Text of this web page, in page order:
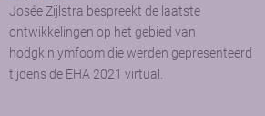
Josée Zijlstra bespreekt de laatste
ontwikkelingen op het gebied van
hodgkinlymfoom die werden gepresenteerd
tijdens de EHA 2021 virtual.